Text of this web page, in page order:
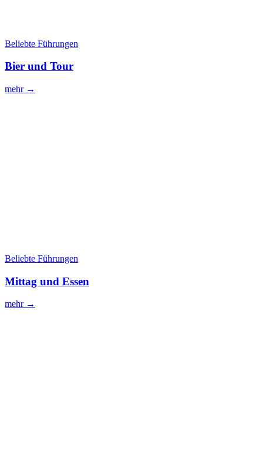
Beliebte Führungen
Bier und Tour
mehr →
Beliebte Führungen
Mittag und Essen
mehr →